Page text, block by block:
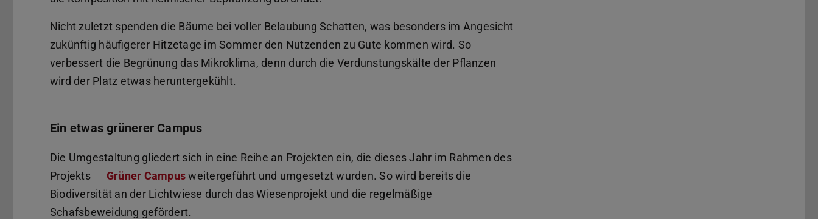
Nicht zuletzt spenden die Bäume bei voller Belaubung Schatten, was besonders im Angesicht
zukünftig häufigerer Hitzetage im Sommer den Nutzenden zu Gute kommen wird. So
verbessert die Begrünung das Mikroklima, denn durch die Verdunstungskälte der Pflanzen
wird der Platz etwas heruntergekühlt.
Ein etwas grünerer Campus
Die Umgestaltung gliedert sich in eine Reihe an Projekten ein, die dieses Jahr im Rahmen des
Projekts
Grüner Campusweitergeführt und umgesetzt wurden. So wird bereits die
Biodiversität an der Lichtwiese durch das Wiesenprojekt und die regelmäßige
Schafsbeweidung gefördert.